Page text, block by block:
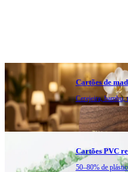
Cartões de
Cerejeira, bambu,
Cartões PVC
50–80% de